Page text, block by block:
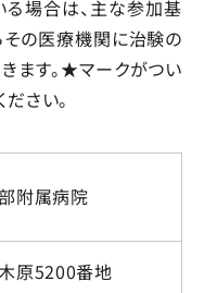
場合は、主な参加基
その医療機関に治験の
ます。★マークがつい
さい。
附属病院
原5200番地